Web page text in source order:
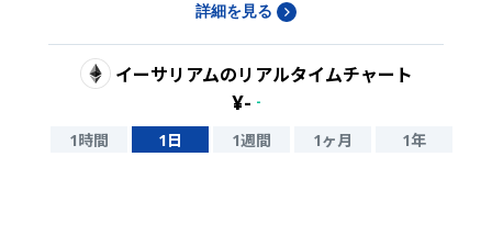
詳細を見る
イーサリアムのリアルタイムチャート
¥- -
1時間 1日 1週間 1ヶ月 1年